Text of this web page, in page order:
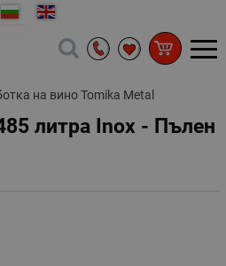
на вино Tomika Metal
литра Inox - Пълен